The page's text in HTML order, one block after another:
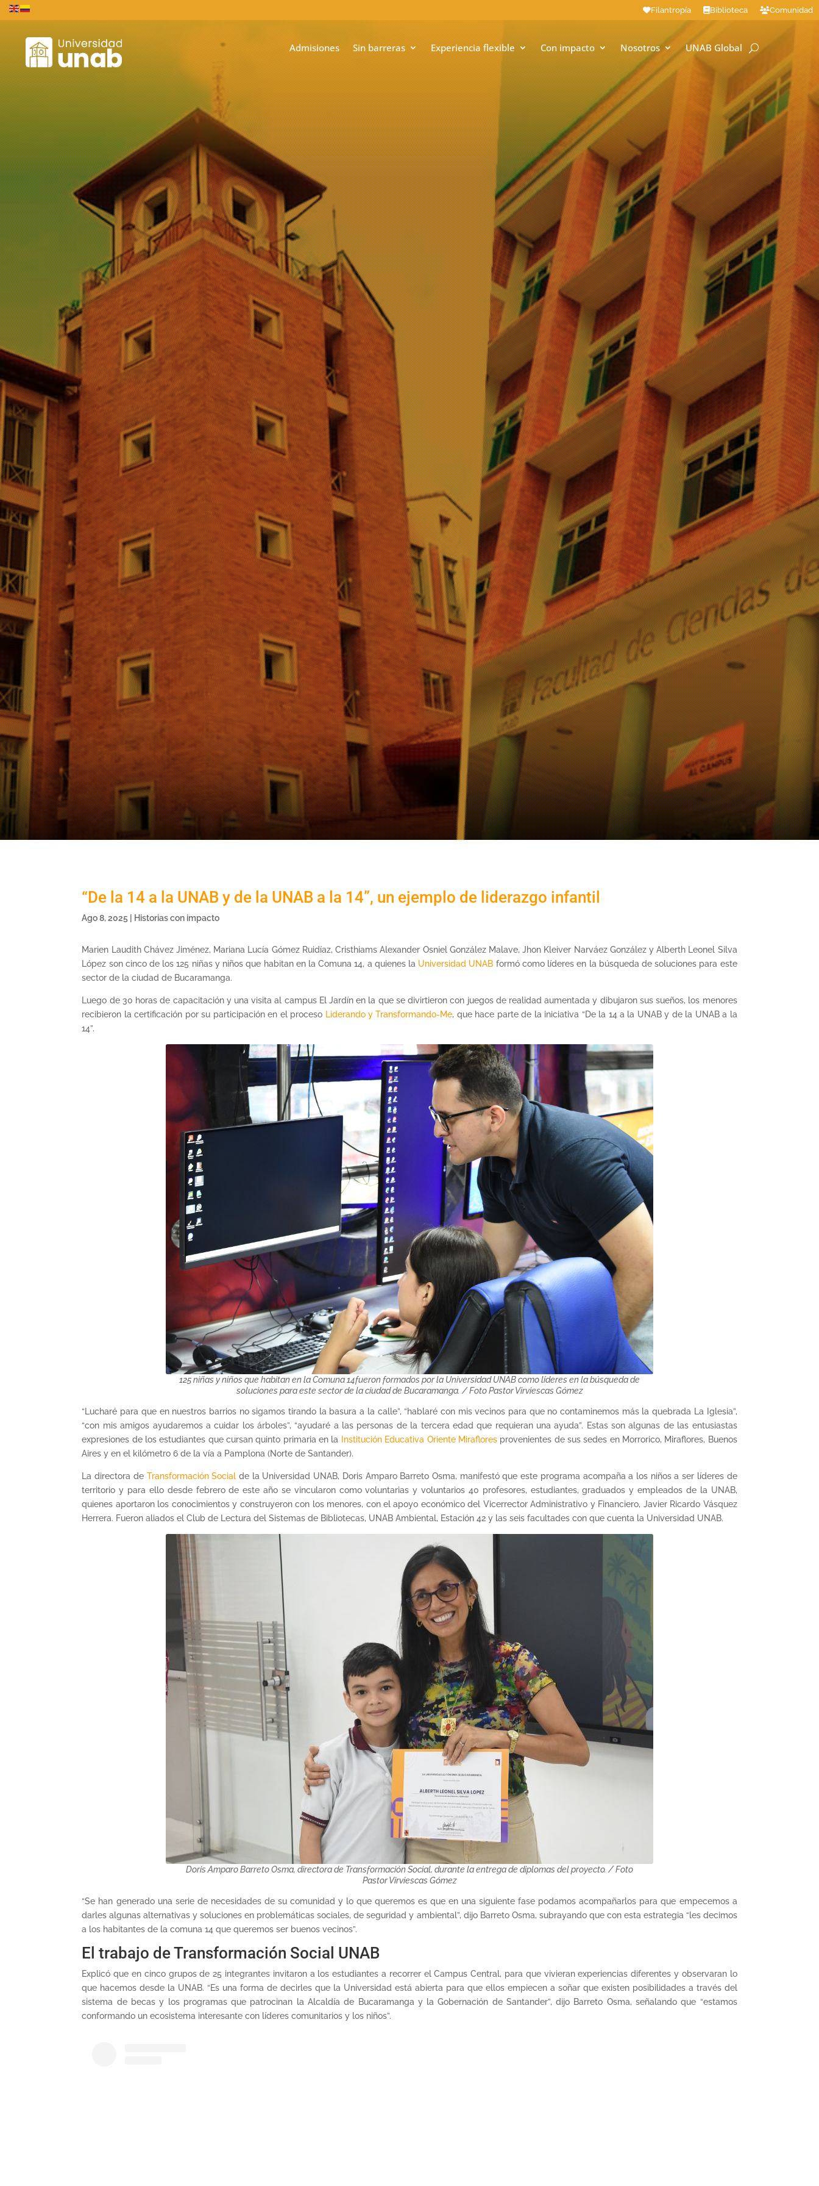
Filantropía Biblioteca Comunidad
Admisiones Sin barreras Experiencia flexible Con impacto Nosotros UNAB Global
“De la 14 a la UNAB y de la UNAB a la 14”, un ejemplo de liderazgo infantil
Ago 8, 2025 Historias con impacto
Marien Laudith Chávez Jiménez, Mariana Lucía Gómez Ruidíaz, Cristhiams Alexander Osniel González Malave, Jhon Kleiver Narváez González y Alberth Leonel Silva
López son cinco de los 125 niñas y niños que habitan en la Comuna 14, a quienes la Universidad UNAB formó como líderes en la búsqueda de soluciones para este
sector de la ciudad de Bucaramanga.
Luego de 30 horas de capacitación y una visita al campus El Jardín en la que se divirtieron con juegos de realidad aumentada y dibujaron sus sueños, los menores
recibieron la certificación por su participación en el proceso Liderando y Transformando-Me, que hace parte de la iniciativa “De la 14 a la UNAB y de la UNAB a la
14”.
125 niñas y niños que habitan en la Comuna 14fueron formados por la Universidad UNAB como líderes en la búsqueda de
soluciones para este sector de la ciudad de Bucaramanga. / Foto Pastor Virviescas Gómez
“Lucharé para que en nuestros barrios no sigamos tirando la basura a la calle”, “hablaré con mis vecinos para que no contaminemos más la quebrada La Iglesia”,
“con mis amigos ayudaremos a cuidar los árboles”, “ayudaré a las personas de la tercera edad que requieran una ayuda”. Estas son algunas de las entusiastas
expresiones de los estudiantes que cursan quinto primaria en la Institución Educativa Oriente Mirafloresprovenientes de sus sedes en Morrorico, Miraflores, Buenos
Aires y en el kilómetro 6 de la vía a Pamplona (Norte de Santander).
La directora de Transformación Social de la Universidad UNAB, Doris Amparo Barreto Osma, manifestó que este programa acompaña a los niños a ser líderes de
territorio y para ello desde febrero de este año se vincularon como voluntarias y voluntarios 40 profesores, estudiantes, graduados y empleados de la UNAB,
quienes aportaron los conocimientos y construyeron con los menores, con el apoyo económico del Vicerrector Administrativo y Financiero, Javier Ricardo Vásquez
Herrera. Fueron aliados el Club de Lectura del Sistemas de Bibliotecas, UNAB Ambiental, Estación 42 y las seis facultades con que cuenta la Universidad UNAB.
Doris Amparo Barreto Osma, directora de Transformación Social, durante la entrega de diplomas del proyecto. / Foto
Pastor Virviescas Gómez
“Se han generado una serie de necesidades de su comunidad y lo que queremos es que en una siguiente fase podamos acompañarlos para que empecemos a
darles algunas alternativas y soluciones en problemáticas sociales, de seguridad y ambiental”, dijo Barreto Osma, subrayando que con esta estrategia “les decimos
a los habitantes de la comuna 14 que queremos ser buenos vecinos”.
El trabajo de Transformación Social UNAB
Explicó que en cinco grupos de 25 integrantes invitaron a los estudiantes a recorrer el Campus Central, para que vivieran experiencias diferentes y observaran lo
que hacemos desde la UNAB. “Es una forma de decirles que la Universidad está abierta para que ellos empiecen a soñar que existen posibilidades a través del
sistema de becas y los programas que patrocinan la Alcaldía de Bucaramanga y la Gobernación de Santander”, dijo Barreto Osma, señalando que “estamos
conformando un ecosistema interesante con líderes comunitarios y los niños”.